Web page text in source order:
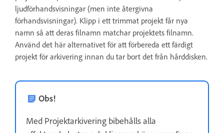
ljudförhandsvisningar (men inte återgivna
förhandsvisningar). Klipp i ett trimmat projekt får nya
namn så att deras filnamn matchar projektets filnamn.
Använd det här alternativet för att förbereda ett färdigt
projekt för arkivering innan du tar bort det från hårddisken.
Obs!
Med Projektarkivering bibehålls alla